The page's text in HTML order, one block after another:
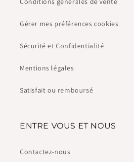
Gérer mes préférences cookies
Sécurité et Confidentialité
Mentions légales
Satisfait ou remboursé
ENTRE VOUS ET NOUS
Contactez-nous